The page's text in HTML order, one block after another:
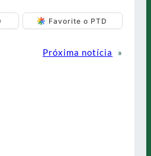
Favorite o PTD
Próxima notícia
»